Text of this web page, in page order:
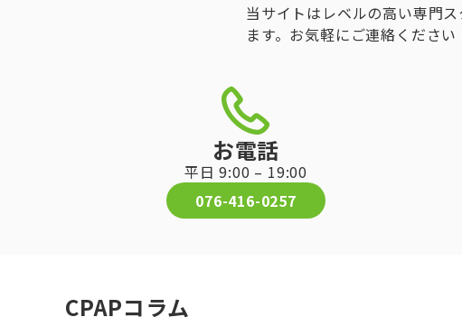
当サイトはレベルの高い専門
ます。お気軽にご連絡ください
お電話
平日 9:00 – 19:00
076-416-0257
CPAPコラム